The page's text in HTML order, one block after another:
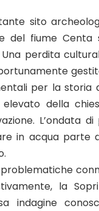
sito
del fiume Centa
perdita
per la storia
della
L’ondata
in acqua parte
la
indagine